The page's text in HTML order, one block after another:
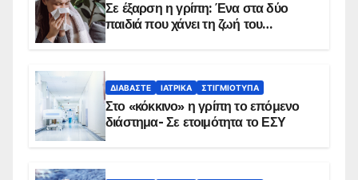
Σε έξαρση η γρίπη: Ένα στα δύο
παιδιά που χάνει τη ζωή του
ΔΙΑΒΆΣΤΕ ΙΑΤΡΙΚΆ ΣΤΙΓΜΙΌΤΥΠΑ
Στο «κόκκινο» η γρίπη το επόμενο
διάστημα- Σε ετοιμότητα το ΕΣΥ